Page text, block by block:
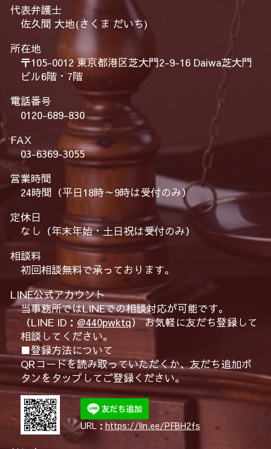
代表弁護士
佐久間 大地(さくま だいち)
所在地
〒105-0012 東京都港区芝大門2-9-16 Daiwa芝大門
ビル6階・7階
電話番号
0120-689-830
FAX
03-6369-3055
営業時間
24時間（平日18時～9時は受付のみ）
定休日
なし（年末年始・土日祝は受付のみ）
相談料
初回相談無料で承っております。
LINE公式アカウント
当事務所ではLINEでの相談対応が可能です。
（LINE ID： @440pwktq） お気軽に友だち登録して
相談してください。
■登録方法について
QRコードを読み取っていただくか、友だち追加ボ
タンをタップしてご登録ください。
URL： https://lin.ee/PFBH2fs